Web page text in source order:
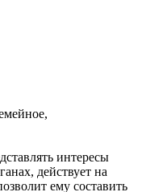
интересы
действует на
ему составить